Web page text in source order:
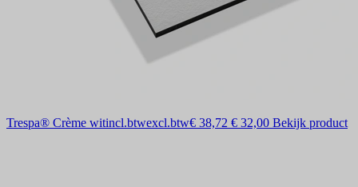
Trespa® Crème witincl.btwexcl.btw€ 38,72 € 32,00 Bekijk product